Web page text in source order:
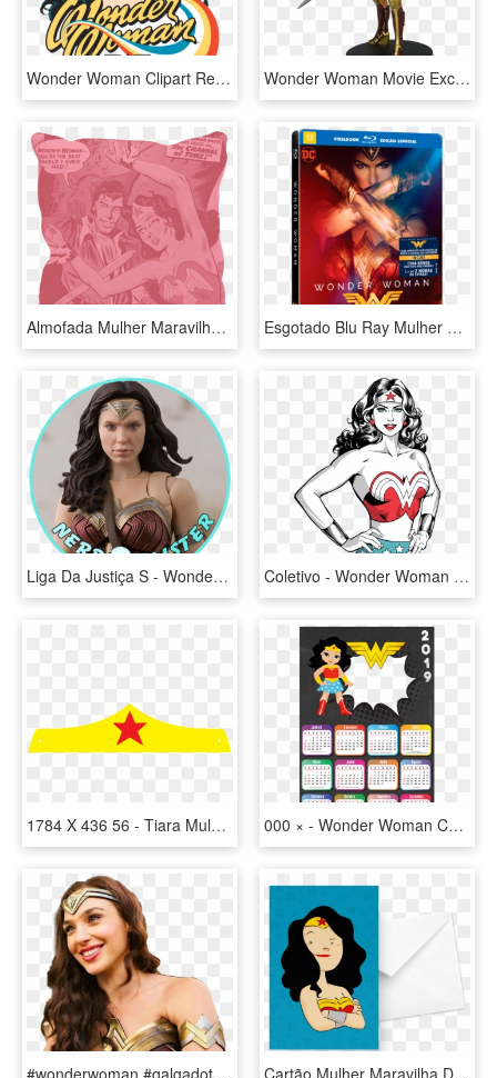
Wonder Woman Clipart Retro - Mulher Maravilha Desenho Rosto, HD Png Download Wonder Woman Movie Exclusive Statue - Eaglemoss Busto Mulher Maravilha, HD Png Download
Almofada Mulher Maravilha Retro Pink - Wonder Woman, HD Png Download Esgotado Blu Ray Mulher Maravilha - Wonder Woman Poster Buy, HD Png Download
Liga Da Justiça S - Wonder Woman Bandai, HD Png Download Coletivo - Wonder Woman Dessin Animé, HD Png Download
1784 X 436 56 - Tiara Mulher Maravilha Desenho, HD Png Download 000 × - Wonder Woman Calendar 2019, HD Png Download